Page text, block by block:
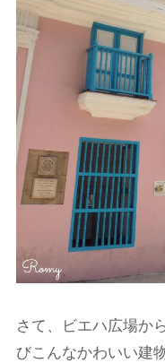
さて、ビエハ広場か
びこんなかわいい建